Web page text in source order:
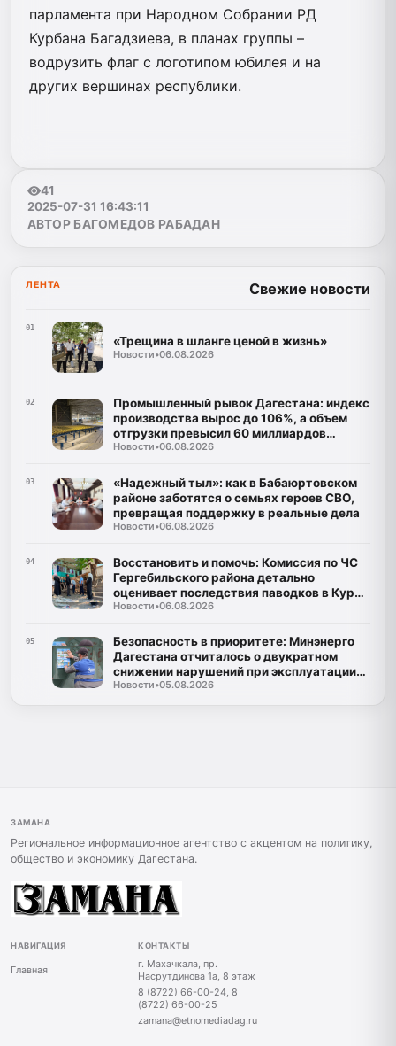
парламента при Народном Собрании РД
Курбана Багадзиева, в планах группы –
водрузить флаг с логотипом юбилея и на
других вершинах республики.
41
2025-07-31 16:43:11
АВТОР БАГОМЕДОВ РАБАДАН
ЛЕНТА Свежие новости
01
«Трещина в шланге ценой в жизнь»
Новости•06.08.2026
02
Промышленный рывок Дагестана: индекс
производства вырос до 106%, а объем
отгрузки превысил 60 миллиардов
рублей
Новости•06.08.2026
03
«Надежный тыл»: как в Бабаюртовском
районе заботятся о семьях героев СВО,
превращая поддержку в реальные дела
Новости•06.08.2026
04
Восстановить и помочь: Комиссия по ЧС
Гергебильского района детально
оценивает последствия паводков в Курми
и Хвартикуни
Новости•06.08.2026
05
Безопасность в приоритете: Минэнерго
Дагестана отчиталось о двукратном
снижении нарушений при эксплуатации
газа
Новости•05.08.2026
ЗАМАНА
Региональное информационное агентство с акцентом на политику,
общество и экономику Дагестана.
НАВИГАЦИЯ
Главная
КОНТАКТЫ
г. Махачкала, пр.
Насрутдинова 1а, 8 этаж
8 (8722) 66-00-24, 8
(8722) 66-00-25
zamana@etnomediadag.ru